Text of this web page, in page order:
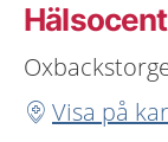
Visa på